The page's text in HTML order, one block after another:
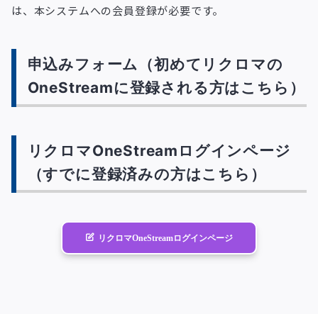
は、本システムへの会員登録が必要です。
申込みフォーム（初めてリクロマの
OneStreamに登録される方はこちら）
リクロマOneStreamログインページ
（すでに登録済みの方はこちら）
リクロマOneStreamログインページ